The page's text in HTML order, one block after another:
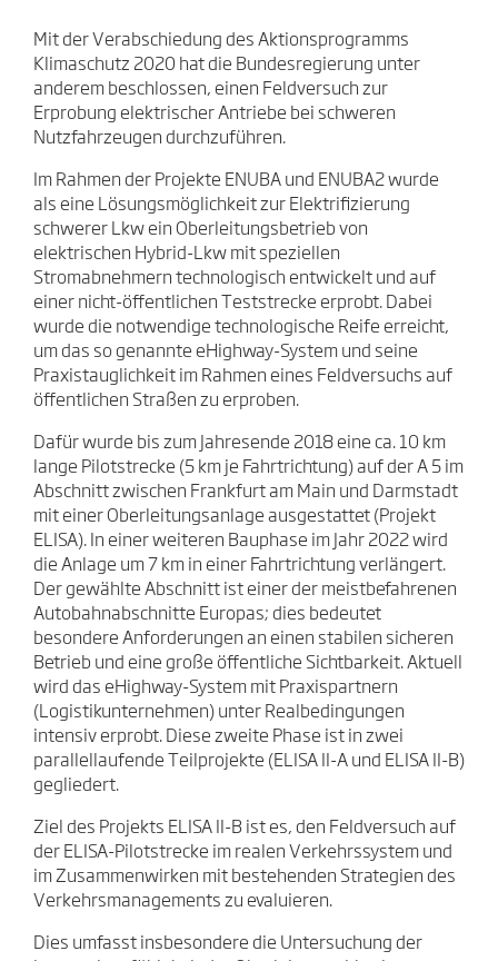
Mit der Verabschiedung des Aktionsprogramms
Klimaschutz 2020 hat die Bundesregie­rung unter
anderem beschlossen, einen Feldversuch zur
Erprobung elektrischer Antriebe bei schweren
Nutzfahrzeugen durchzuführen.
Im Rahmen der Projekte ENUBA und ENUBA2 wurde
als eine Lösungsmöglichkeit zur Elektrifizierung
schwerer Lkw ein Oberleitungsbetrieb von
elektrischen Hybrid-Lkw mit speziellen
Stromabnehmern technologisch entwickelt und auf
einer nicht-öffentlichen Teststrecke erprobt. Dabei
wurde die notwendige technologische Reife erreicht,
um das so genannte eHighway-System und seine
Praxistauglichkeit im Rahmen eines Feld­versuchs auf
öffentlichen Straßen zu erproben.
Dafür wurde bis zum Jahresende 2018 eine ca. 10 km
lange Pilotstrecke (5 km je Fahrtrichtung) auf der A 5 im
Abschnitt zwischen Frankfurt am Main und Darmstadt
mit einer Oberleitungsanlage ausgestattet (Projekt
ELISA). In einer weiteren Bauphase im Jahr 2022 wird
die Anlage um 7 km in einer Fahrtrichtung verlängert.
Der gewählte Abschnitt ist einer der meistbefahrenen
Autobahnabschnitte Europas; dies bedeutet
besondere Anforderungen an einen stabilen sicheren
Betrieb und eine große öffentliche Sichtbarkeit. Aktuell
wird das eHighway-System mit Praxispartnern
(Logistikunternehmen) unter Realbedingungen
intensiv erprobt. Diese zweite Phase ist in zwei
parallellaufende Teilprojekte (ELISA II-A und ELISA II-B)
gegliedert.
Ziel des Projekts ELISA II-B ist es, den Feldversuch auf
der ELISA-Pilotstrecke im realen Verkehrssystem und
im Zusammenwirken mit bestehenden Strategien des
Verkehrsmanagements zu evaluieren.
Dies umfasst insbesondere die Untersuchung der